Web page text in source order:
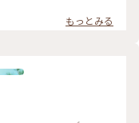
もっとみる